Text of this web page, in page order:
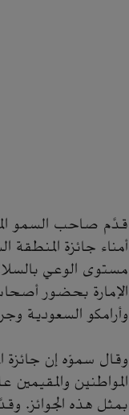
قدَّم صاحب السمو
أمناء جائزة المنطقة
مستوى الوعي
الإمارة بحضور
وأرامكو السعودية
وقال سموّه إن جائزة
المواطنين والمقيمين
بمثل هذه الجوائز.